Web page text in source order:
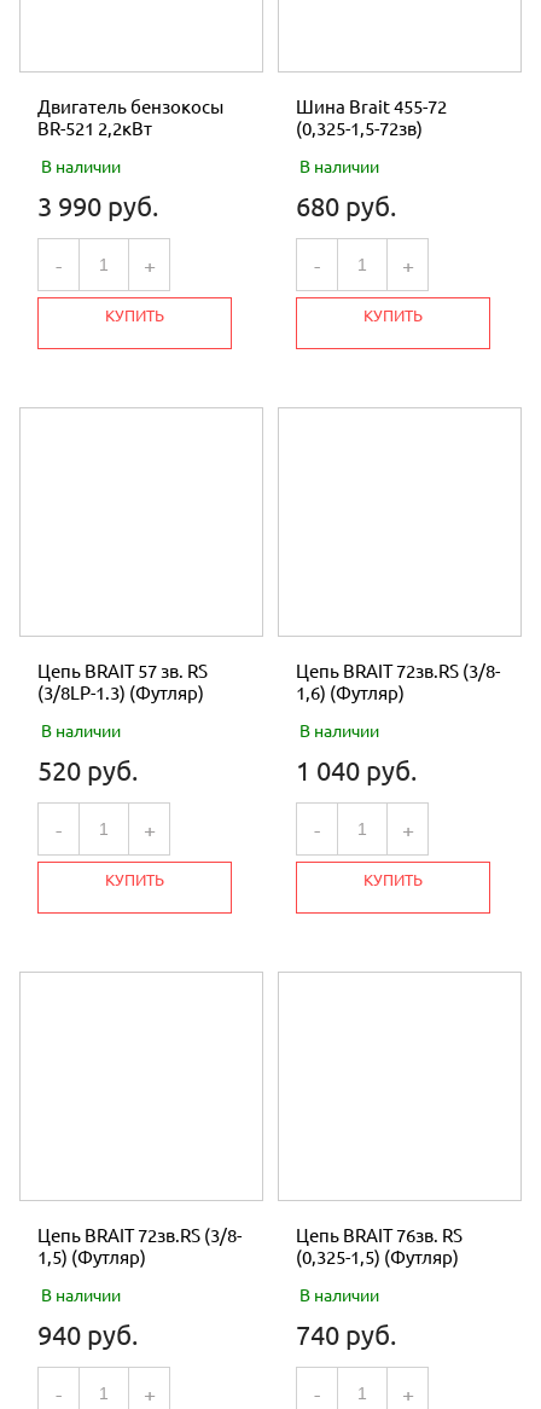
Двигатель бензокосы
BR-521 2,2кВт
В наличии
3 990 руб.
- +
КУПИТЬ
Шина Brait 455-72
(0,325-1,5-72зв)
В наличии
680 руб.
- +
КУПИТЬ
Цепь BRAIT 57 зв. RS
(3/8LP-1.3) (Футляр)
В наличии
520 руб.
- +
КУПИТЬ
Цепь BRAIT 72зв.RS (3/8-
1,6) (Футляр)
В наличии
1 040 руб.
- +
КУПИТЬ
Цепь BRAIT 72зв.RS (3/8-
1,5) (Футляр)
В наличии
940 руб.
- +
Цепь BRAIT 76зв. RS
(0,325-1,5) (Футляр)
В наличии
740 руб.
- +